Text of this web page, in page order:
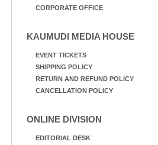
CORPORATE OFFICE
KAUMUDI MEDIA HOUSE
EVENT TICKETS
SHIPPING POLICY
RETURN AND REFUND POLICY
CANCELLATION POLICY
ONLINE DIVISION
EDITORIAL DESK